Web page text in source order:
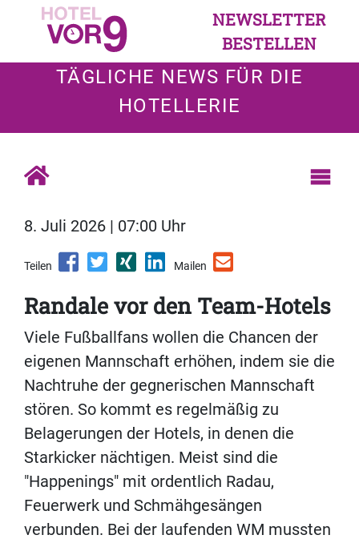
NEWSLETTER
BESTELLEN
TÄGLICHE NEWS FÜR DIE
HOTELLERIE
8. Juli 2026 | 07:00 Uhr
Teilen Mailen
Randale vor den Team-Hotels
Viele Fußballfans wollen die Chancen der
eigenen Mannschaft erhöhen, indem sie die
Nachtruhe der gegnerischen Mannschaft
stören. So kommt es regelmäßig zu
Belagerungen der Hotels, in denen die
Starkicker nächtigen. Meist sind die
"Happenings" mit ordentlich Radau,
Feuerwerk und Schmähgesängen
verbunden. Bei der laufenden WM mussten